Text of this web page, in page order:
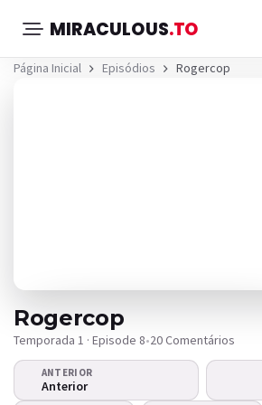
MIRACULOUS.TO
Página Inicial Episódios Rogercop
O vídeo não é reproduzido?
Rogercop
Temporada 1 · Episode 8•20 Comentários
ANTERIOR
Anterior